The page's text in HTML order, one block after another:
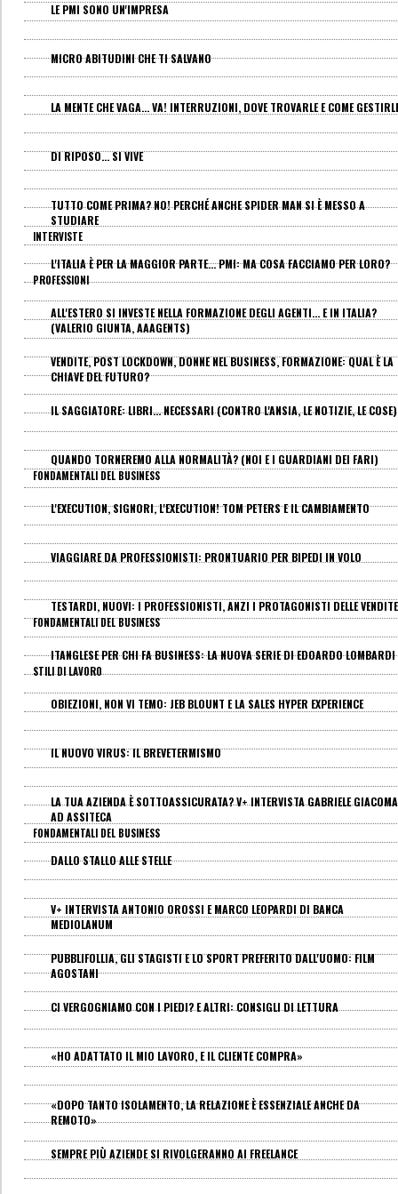
LE PMI SONO UN'IMPRESA
MICRO ABITUDINI CHE TI SALVANO
LA MENTE CHE VAGA... VA! INTERRUZIONI, DOVE TROVARLE E COME
DI RIPOSO... SI VIVE
TUTTO COME PRIMA? NO! PERCHÉ ANCHE SPIDER MAN SI È MESSO A
STUDIARE
INTERVISTE
L'ITALIA È PER LA MAGGIOR PARTE... PMI: MA COSA FACCIAMO PER LORO?
PROFESSIONI
ALL'ESTERO SI INVESTE NELLA FORMAZIONE DEGLI AGENTI... E IN ITALIA?
(VALERIO GIUNTA, AAAGENTS)
VENDITE, POST LOCKDOWN, DONNE NEL BUSINESS, FORMAZIONE: QUAL È LA
CHIAVE DEL FUTURO?
IL SAGGIATORE: LIBRI... NECESSARI (CONTRO L'ANSIA, LE NOTIZIE, LE COSE)
QUANDO TORNEREMO ALLA NORMALITÀ? (NOI E I GUARDIANI DEI FARI)
FONDAMENTALI DEL BUSINESS
L'EXECUTION, SIGNORI, L'EXECUTION! TOM PETERS E IL CAMBIAMENTO
VIAGGIARE DA PROFESSIONISTI: PRONTUARIO PER BIPEDI IN VOLO
TESTARDI, NUOVI: I PROFESSIONISTI, ANZI I PROTAGONISTI DELLE VENDITE
FONDAMENTALI DEL BUSINESS
ITANGLESE PER CHI FA BUSINESS: LA NUOVA SERIE DI EDOARDO LOMBARDI
STILI DI LAVORO
OBIEZIONI, NON VI TEMO: JEB BLOUNT E LA SALES HYPER EXPERIENCE
IL NUOVO VIRUS: IL BREVETERMISMO
LA TUA AZIENDA È SOTTOASSICURATA? V+ INTERVISTA GABRIELE
AD ASSITECA
FONDAMENTALI DEL BUSINESS
DALLO STALLO ALLE STELLE
V+ INTERVISTA ANTONIO OROSSI E MARCO LEOPARDI DI BANCA
MEDIOLANUM
PUBBLIFOLLIA, GLI STAGISTI E LO SPORT PREFERITO DALL'UOMO: FILM
AGOSTANI
CI VERGOGNIAMO CON I PIEDI? E ALTRI: CONSIGLI DI LETTURA
«HO ADATTATO IL MIO LAVORO, E IL CLIENTE COMPRA»
«DOPO TANTO ISOLAMENTO, LA RELAZIONE È ESSENZIALE ANCHE DA
REMOTO»
SEMPRE PIÙ AZIENDE SI RIVOLGERANNO AI FREELANCE